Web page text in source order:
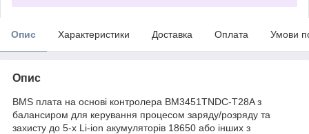
Опис Характеристики Доставка Оплата Умови
Опис
BMS плата на основі контролера BM3451TNDC-T28A з
балансиром для керування процесом заряду/розряду та
захисту до 5-х Li-ion акумуляторів 18650 або інших з